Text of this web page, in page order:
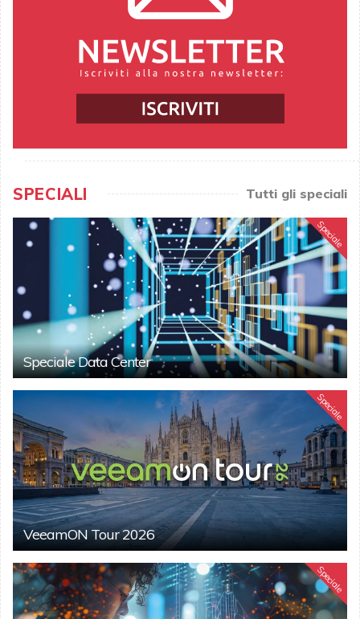
SPECIALI Tutti gli speciali
Speciale
Speciale Data Center
Speciale
VeeamON Tour 2026
Speciale